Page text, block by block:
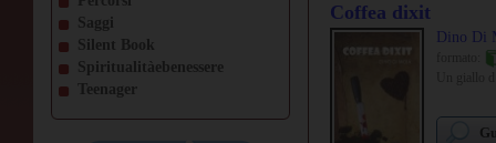
Saggi
Silent Book
Spiritualitàebenessere
Teenager
Coffea dixit
Dino Di